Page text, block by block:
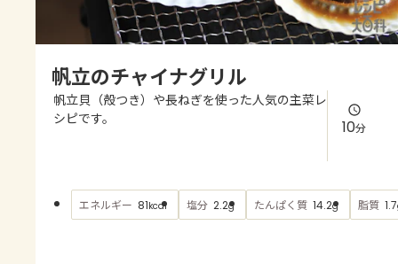
レシピ
よくあるお問い合わせ
AJINOMOTO PARK とは
帆立のチャイナグリル
帆立貝（殻つき）や長ねぎを使った人気の主菜レ
シピです。
10分
エネルギー 81kcal 塩分 2.2g たんぱく質 14.2g 脂質 1.7